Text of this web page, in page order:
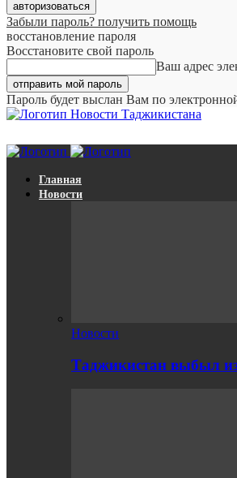
Забыли пароль? получить помощь
восстановление пароля
Восстановите свой пароль
Ваш адрес
Пароль будет выслан Вам по
Новости Таджикистана
Главная
Новости
Новости
Таджикистан выбыл